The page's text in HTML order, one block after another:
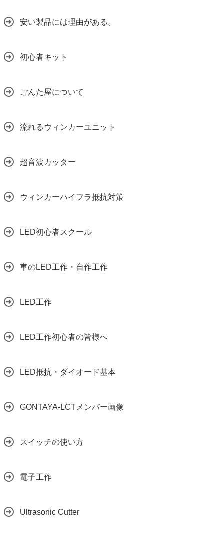
安い製品には理由がある。
初心者キット
ごんた屋について
流れるウィンカーユニット
超音波カッター
ウィンカーハイフラ抵抗対策
LED初心者スクール
車のLED工作・自作工作
LED工作
LED工作初心者の皆様へ
LED抵抗・ダイオード基本
GONTAYA-LCTメンバー画像
スイッチの使い方
電子工作
Ultrasonic Cutter